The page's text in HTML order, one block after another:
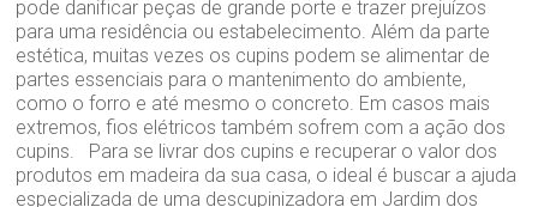
pode danificar peças de grande porte e trazer prejuízos
para uma residência ou estabelecimento. Além da parte
estética, muitas vezes os cupins podem se alimentar de
partes essenciais para o mantenimento do ambiente,
como o forro e até mesmo o concreto. Em casos mais
extremos, fios elétricos também sofrem com a ação dos
cupins. Para se livrar dos cupins e recuperar o valor dos
produtos em madeira da sua casa, o ideal é buscar a ajuda
especializada de uma descupinizadora em Jardim dos